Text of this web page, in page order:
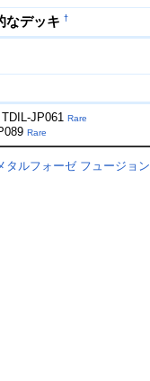
なデッキ †
TDIL-JP061Rare
Rare
タルフォーゼ フュージョン